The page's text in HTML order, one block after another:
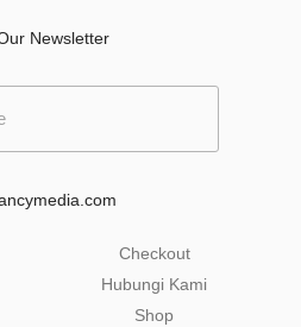
Newsletter
Checkout
Hubungi Kami
Shop